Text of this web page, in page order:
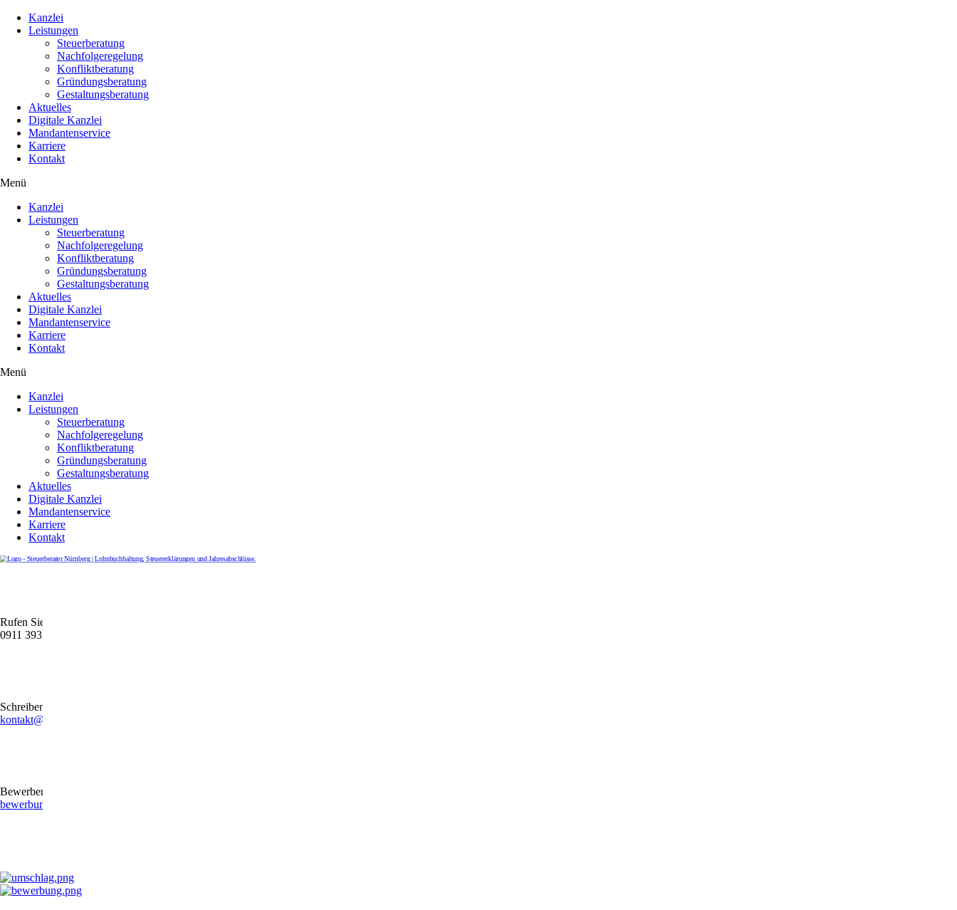
Kanzlei
Leistungen
Steuerberatung
Nachfolgeregelung
Konfliktberatung
Gründungsberatung
Gestaltungsberatung
Aktuelles
Digitale Kanzlei
Mandantenservice
Karriere
Kontakt
Menü
Kanzlei
Leistungen
Steuerberatung
Nachfolgeregelung
Konfliktberatung
Gründungsberatung
Gestaltungsberatung
Aktuelles
Digitale Kanzlei
Mandantenservice
Karriere
Kontakt
Menü
Kanzlei
Leistungen
Steuerberatung
Nachfolgeregelung
Konfliktberatung
Gründungsberatung
Gestaltungsberatung
Aktuelles
Digitale Kanzlei
Mandantenservice
Karriere
Kontakt
Rufen Sie uns gerne an
0911 39372790
Schreiben Sie uns gerne eine E-Mail
kontakt@stb-becker-zeiler.de
Bewerben Sie sich online oder per E-Mail
bewerbung@stb-becker-zeiler.de